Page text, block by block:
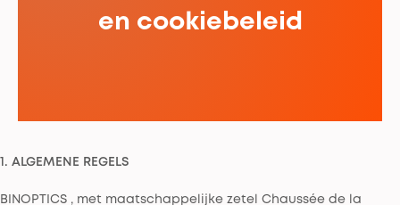
en cookiebeleid
1. ALGEMENE REGELS
BINOPTICS , met maatschappelijke zetel Chaussée de la